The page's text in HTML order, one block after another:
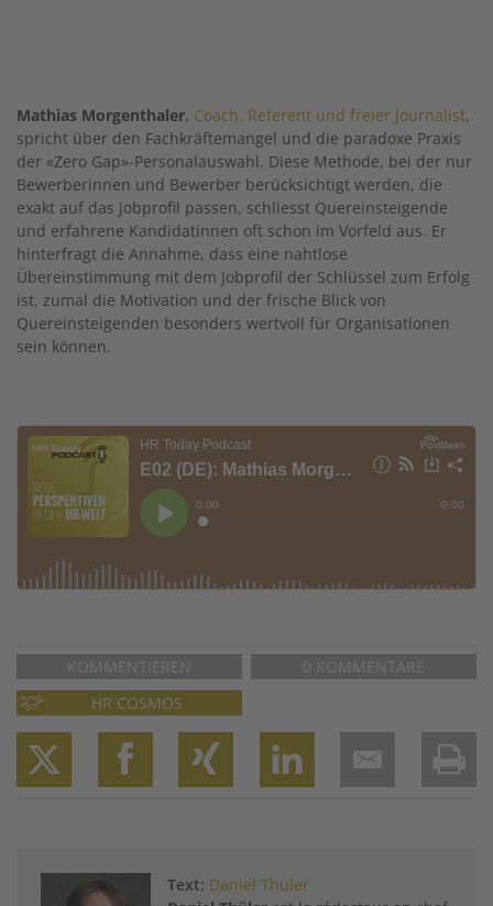
Mathias Morgenthaler, Coach, Referent und freier Journalist,
spricht über den Fachkräftemangel und die paradoxe Praxis
der «Zero Gap»-Personalauswahl. Diese Methode, bei der nur
Bewerberinnen und Bewerber berücksichtigt werden, die
exakt auf das Jobprofil passen, schliesst Quereinsteigende
und erfahrene Kandidatinnen oft schon im Vorfeld aus. Er
hinterfragt die Annahme, dass eine nahtlose
Übereinstimmung mit dem Jobprofil der Schlüssel zum Erfolg
ist, zumal die Motivation und der frische Blick von
Quereinsteigenden besonders wertvoll für Organisationen
sein können.
KOMMENTIEREN
0 KOMMENTARE
HR COSMOS
Text: Daniel Thüler